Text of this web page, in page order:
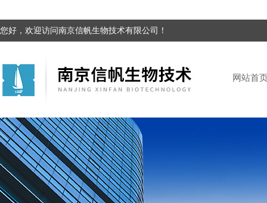
您好，欢迎访问南京信帆生物技术有限公司！
网站首